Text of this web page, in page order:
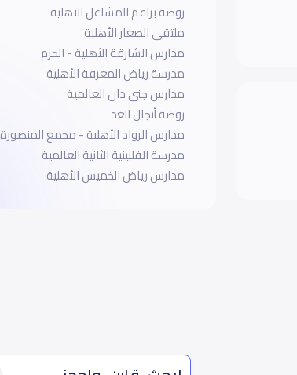
روضة براعم المشاعل الاهلية
ملتقى الصغار الأهلية
مدارس الشارقة الأهلية - الحزم
مدرسة رياض المعرفة الأهلية
مدارس جنى دان العالمية
روضة أنجال الغد
مدارس الرواد الأهلية - مجمع المنصورة
مدرسة الفلبينية الثانية العالمية
مدارس رياض الخميس الأهلية